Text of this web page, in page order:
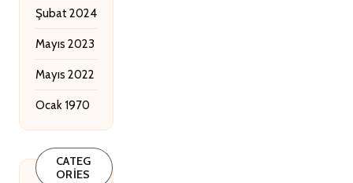
Şubat 2024
Mayıs 2023
Mayıs 2022
Ocak 1970
CATEG
ORIES